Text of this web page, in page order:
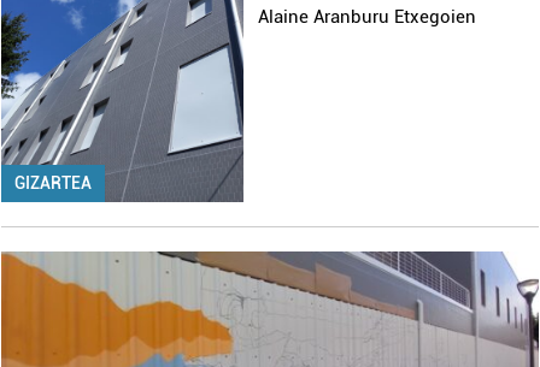
GIZARTEA
Alaine Aranburu Etxegoien